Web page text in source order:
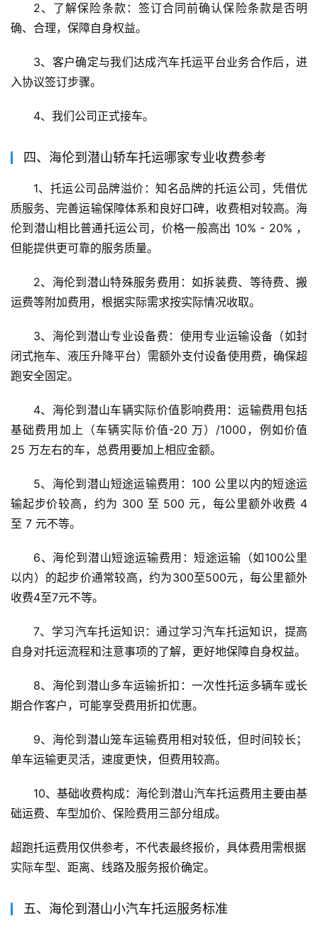
2、了解保险条款：签订合同前确认保险条款是否明
确、合理，保障自身权益。
3、客户确定与我们达成汽车托运平台业务合作后，进
入协议签订步骤。
4、我们公司正式接车。
四、海伦到潜山轿车托运哪家专业收费参考
1、托运公司品牌溢价：知名品牌的托运公司，凭借优
质服务、完善运输保障体系和良好口碑，收费相对较高。海
伦到潜山相比普通托运公司，价格一般高出 10% - 20% ，
但能提供更可靠的服务质量。
2、海伦到潜山特殊服务费用：如拆装费、等待费、搬
运费等附加费用，根据实际需求按实际情况收取。
3、海伦到潜山专业设备费：使用专业运输设备（如封
闭式拖车、液压升降平台）需额外支付设备使用费，确保超
跑安全固定。
4、海伦到潜山车辆实际价值影响费用：运输费用包括
基础费用加上（车辆实际价值-20 万）/1000，例如价值
25 万左右的车，总费用要加上相应金额。
5、海伦到潜山短途运输费用：100 公里以内的短途运
输起步价较高，约为 300 至 500 元，每公里额外收费 4
至 7 元不等。
6、海伦到潜山短途运输费用：短途运输（如100公里
以内）的起步价通常较高，约为300至500元，每公里额外
收费4至7元不等。
7、学习汽车托运知识：通过学习汽车托运知识，提高
自身对托运流程和注意事项的了解，更好地保障自身权益。
8、海伦到潜山多车运输折扣：一次性托运多辆车或长
期合作客户，可能享受费用折扣优惠。
9、海伦到潜山笼车运输费用相对较低，但时间较长；
单车运输更灵活，速度更快，但费用较高。
10、基础收费构成：海伦到潜山汽车托运费用主要由基
础运费、车型加价、保险费用三部分组成。
超跑托运费用仅供参考，不代表最终报价，具体费用需根据
实际车型、距离、线路及服务报价确定。
五、海伦到潜山小汽车托运服务标准